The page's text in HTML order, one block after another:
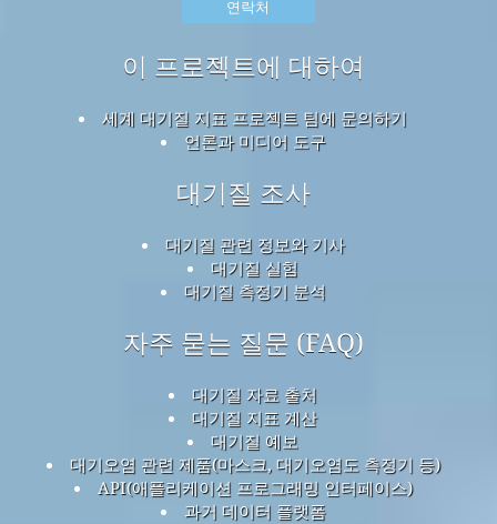
연락처
이 프로젝트에 대하여
세계 대기질 지표 프로젝트 팀에 문의하기
언론과 미디어 도구
대기질 조사
대기질 관련 정보와 기사
대기질 실험
대기질 측정기 분석
자주 묻는 질문 (FAQ)
대기질 자료 출처
대기질 지표 계산
대기질 예보
대기오염 관련 제품(마스크, 대기오염도 측정기 등)
API(애플리케이션 프로그래밍 인터페이스)
과거 데이터 플랫폼